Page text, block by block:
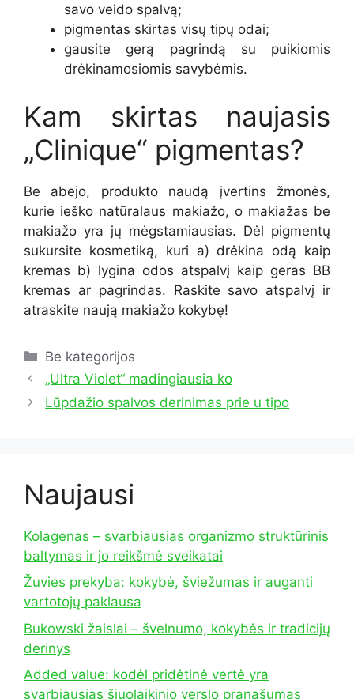
savo veido spalvą;
pigmentas skirtas visų tipų odai;
gausite gerą pagrindą su puikiomis
drėkinamosiomis savybėmis.
Kam skirtas naujasis
„Clinique“ pigmentas?
Be abejo, produkto naudą įvertins žmonės,
kurie ieško natūralaus makiažo, o makiažas be
makiažo yra jų mėgstamiausias. Dėl pigmentų
sukursite kosmetiką, kuri a) drėkina odą kaip
kremas b) lygina odos atspalvį kaip geras BB
kremas ar pagrindas. Raskite savo atspalvį ir
atraskite naują makiažo kokybę!
Kategorijos
Be kategorijos
„Ultra Violet“ madingiausia ko
Lūpdažio spalvos derinimas prie u tipo
Naujausi
Kolagenas – svarbiausias organizmo struktūrinis
baltymas ir jo reikšmė sveikatai
Žuvies prekyba: kokybė, šviežumas ir auganti
vartotojų paklausa
Bukowski žaislai – švelnumo, kokybės ir tradicijų
derinys
Added value: kodėl pridėtinė vertė yra
svarbiausias šiuolaikinio verslo pranašumas